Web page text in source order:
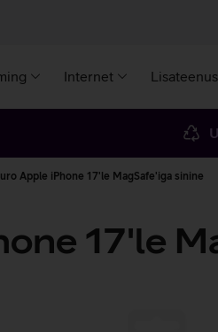
Internet
Apple iPhone 17'le MagSafe'iga sinine
17'le